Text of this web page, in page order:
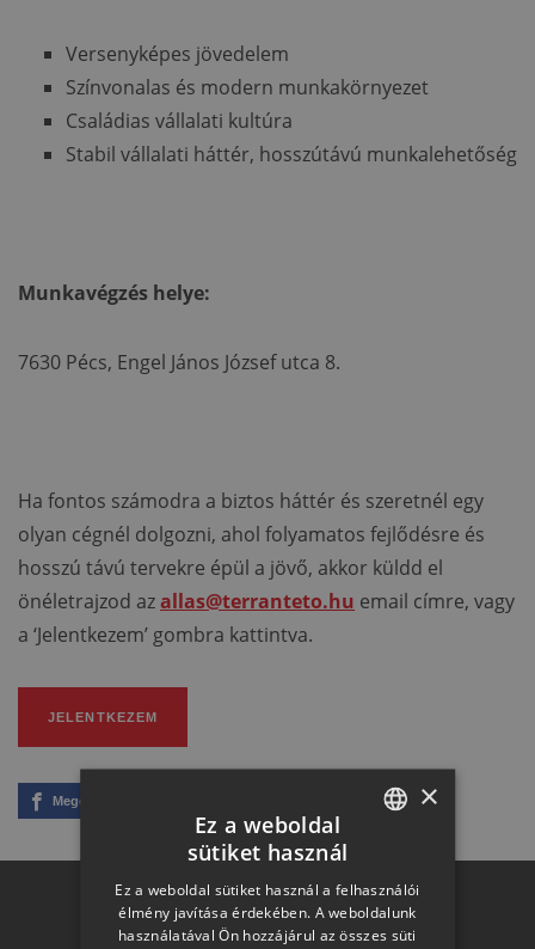
Versenyképes jövedelem
Színvonalas és modern munkakörnyezet
Családias vállalati kultúra
Stabil vállalati háttér, hosszútávú munkalehetőség
Munkavégzés helye:
7630 Pécs, Engel János József utca 8.
Ha fontos számodra a biztos háttér és szeretnél egy
olyan cégnél dolgozni, ahol folyamatos fejlődésre és
hosszú távú tervekre épül a jövő, akkor küldd el
önéletrajzod azallas@terranteto.hu email címre, vagy
a ‘Jelentkezem’ gombra kattintva.
JELENTKEZEM
Megosztom
HUNGARIAN
SLOVAK
GERMAN
×
Ez a weboldal
sütiket használ
Ez a weboldal sütiket használ a felhasználói
élmény javítása érdekében. A weboldalunk
használatával Ön hozzájárul az összes süti